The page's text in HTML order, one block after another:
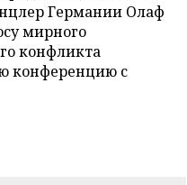
Германии Олаф
мирного
конфликта
конференцию с